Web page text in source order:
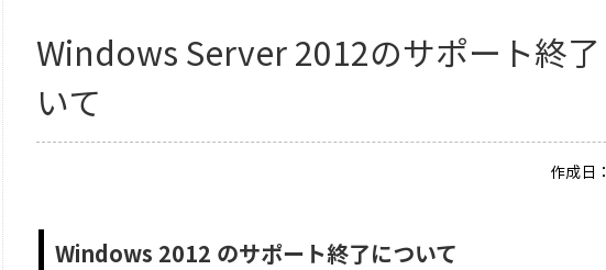
Windows Server 2012のサポート終
いて
作成日
Windows 2012 のサポート終了について